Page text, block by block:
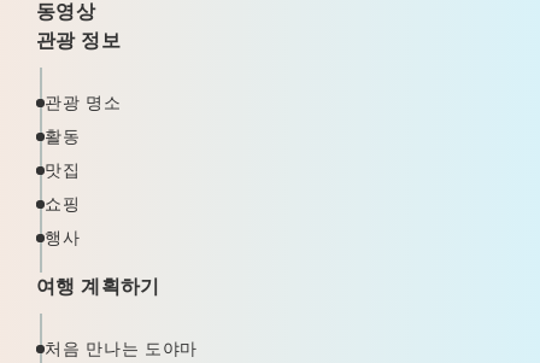
동영상
관광 정보
관광 명소
활동
맛집
쇼핑
행사
여행 계획하기
처음 만나는 도야마